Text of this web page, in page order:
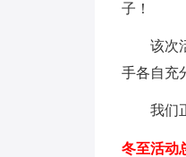
子！
该次
手各自充
我们
冬至活动